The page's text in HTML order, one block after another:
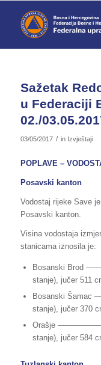
Sažetak
u Federaciji
02./
03/05/2017 / in Izvještaji
POPLAVE –
Posavski kanton
Vodostaj rijeke Save
Posavski kanton.
Visina vodostaja
stanicama iznosila je:
Bosanski
stanje), jučer 511
Bosanski
stanje), jučer 370
Orašje
stanje), jučer 584